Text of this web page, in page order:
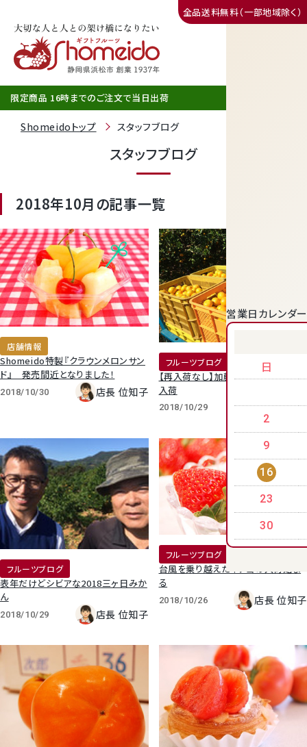
全品送料無料（一部地域除く）
営業日カレンダー
日
2
9
16
23
30
静岡産クラウンメロン
天使音（あまね）マスクメロン
クラウンメロンゼリー
桃
大糖領桃
幸水梨ロイヤル
シャインマスカット
限定商品 16時までのご注文で当日出荷
Shomeidoトップ スタッフブログ
スタッフブログ
2018年10月の記事一覧
店舗情報
Shomeido特製『クラウンメロンサン
ド』 発売間近となりました！
2018/10/30 店長 位知子
フルーツブログ
【再入荷なし】加藤さんのみかん本日
入荷
2018/10/29 店長 位知子
フルーツブログ
表年だけどシビアな2018三ヶ日みか
ん
2018/10/29 店長 位知子
フルーツブログ
台風を乗り越えたイチゴの入荷始ま
る
2018/10/26 店長 位知子